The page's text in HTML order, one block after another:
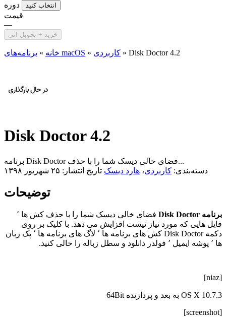
دوره انتخاب کنید
قیمت
—
خرید + تحویل آنی
خانه » برنامه‌های macOS » کاربردی » Disk Doctor 4.2
Disk Doctor 4.2
برنامه Disk Doctor فضای خالی دیسک شما را با حذف...
دسته‌بندی: کاربردی، هارد دیسک تاریخ انتشار: ۲۵ شهریور ۱۳۹۸
توضیحات
برنامه Disk Doctor
فضای خالی دیسک شما را با حذف کش ها ٬
فایل هایی که مورد نیاز نیست افزایش می دهد. با کلیک بر روی
دکمه Disk Doctor کش های برنامه ها ٬ لاگ های برنامه ها ٬ پک زبان
ها ٬ پوشه ایمیل ٬ فولدر دانلود و سطل زباله را خالی کنید.
[niaz]
OS X 10.7.3 به بعد و پردازنده 64Bit
[screenshot]